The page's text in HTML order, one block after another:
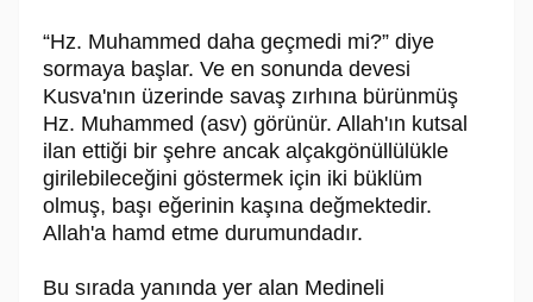
“Hz. Muhammed daha geçmedi mi?” diye
sormaya başlar. Ve en sonunda devesi
Kusva'nın üzerinde savaş zırhına bürünmüş
Hz. Muhammed (asv) görünür. Allah'ın kutsal
ilan ettiği bir şehre ancak alçakgönüllülükle
girilebileceğini göstermek için iki büklüm
olmuş, başı eğerinin kaşına değmektedir.
Allah'a hamd etme durumundadır.
Bu sırada yanında yer alan Medineli